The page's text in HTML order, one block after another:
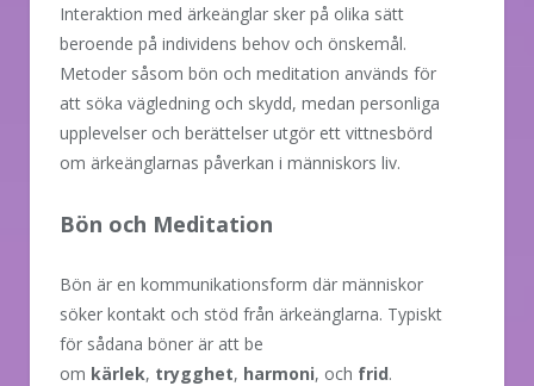
Interaktion med ärkeänglar sker på olika sätt
beroende på individens behov och önskemål.
Metoder såsom bön och meditation används för
att söka vägledning och skydd, medan personliga
upplevelser och berättelser utgör ett vittnesbörd
om ärkeänglarnas påverkan i människors liv.
Bön och Meditation
Bön är en kommunikationsform där människor
söker kontakt och stöd från ärkeänglarna. Typiskt
för sådana böner är att be
om kärlek, trygghet, harmoni, och frid.